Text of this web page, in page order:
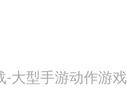
大型手游动作游戏